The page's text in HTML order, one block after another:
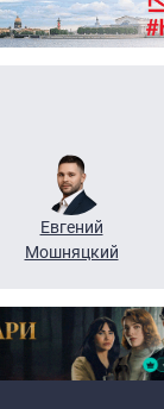
Евгений
Мошняцкий